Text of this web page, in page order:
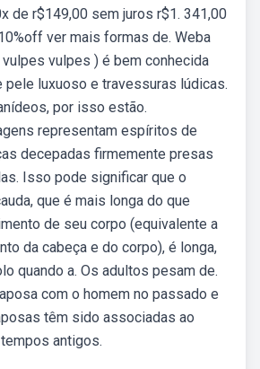
de r$149,00 sem juros r$1. 341,00
ver mais formas de. Weba
vulpes ) é bem conhecida
pele luxuoso e travessuras lúdicas.
por isso estão.
representam espíritos de
decepadas firmemente presas
Isso pode significar que o
que é mais longa do que
de seu corpo (equivalente a
da cabeça e do corpo), é longa,
quando a. Os adultos pesam de.
com o homem no passado e
têm sido associadas ao
antigos.